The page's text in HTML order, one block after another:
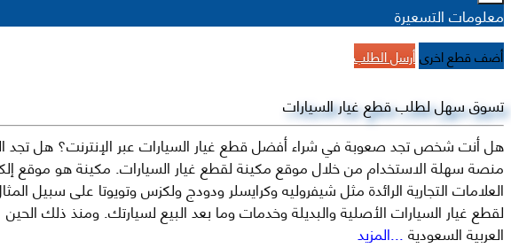
معلومات التسعيرة
أضف قطع اخرىأرسل الطلب
تسوق سهل لطلب قطع غيار السيارات
هل أنت شخص تجد صعوبة في شراء أفضل قطع غيار السيارات عبر الإنترنت؟ هل تجد
منصة سهلة الاستخدام من خلال موقع مكينة لقطع غيار السيارات. مكينة هو موقع
العربية السعودية...المزيد